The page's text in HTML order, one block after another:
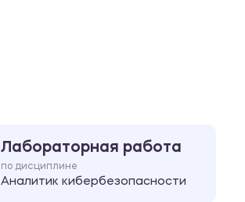
Лабораторная работа
по дисциплине
Аналитик кибербезопасности